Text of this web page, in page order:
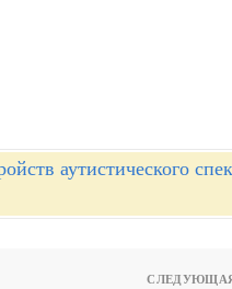
аутистического